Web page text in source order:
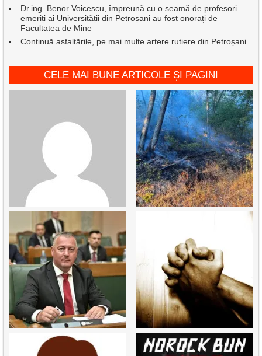
Dr.ing. Benor Voicescu, împreună cu o seamă de profesori
emeriți ai Universității din Petroșani au fost onorați de
Facultatea de Mine
Continuă asfaltările, pe mai multe artere rutiere din Petroșani
CELE MAI BUNE ARTICOLE ȘI PAGINI